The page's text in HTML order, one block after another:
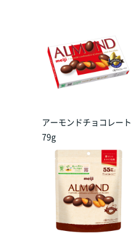
アーモンドチョコレート
79g